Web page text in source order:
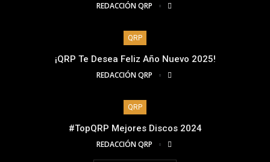
REDACCIÓN QRP
QRP
¡QRP Te Desea Feliz Año Nuevo 2025!
REDACCIÓN QRP
QRP
#TopQRP Mejores Discos 2024
REDACCIÓN QRP